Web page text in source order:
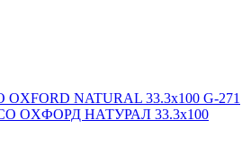
OXFORD NATURAL 33.3х100 G-271
ОXФОРД НАТУРАЛ 33.3х100